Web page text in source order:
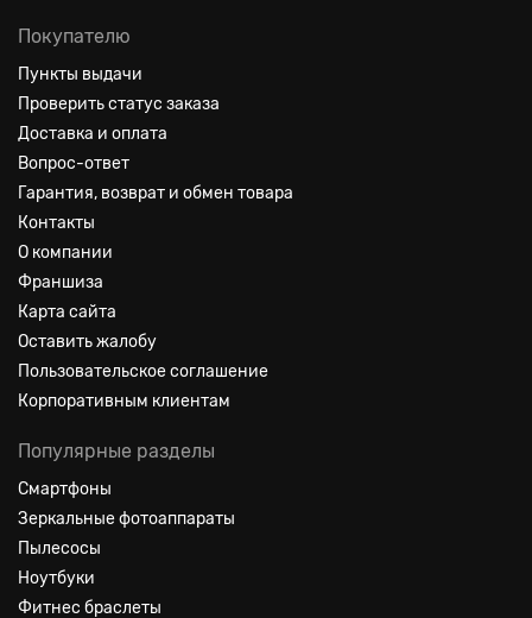
Покупателю
Пункты выдачи
Проверить статус заказа
Доставка и оплата
Вопрос-ответ
Гарантия, возврат и обмен товара
Контакты
О компании
Франшиза
Карта сайта
Оставить жалобу
Пользовательское соглашение
Корпоративным клиентам
Популярные разделы
Смартфоны
Зеркальные фотоаппараты
Пылесосы
Ноутбуки
Фитнес браслеты